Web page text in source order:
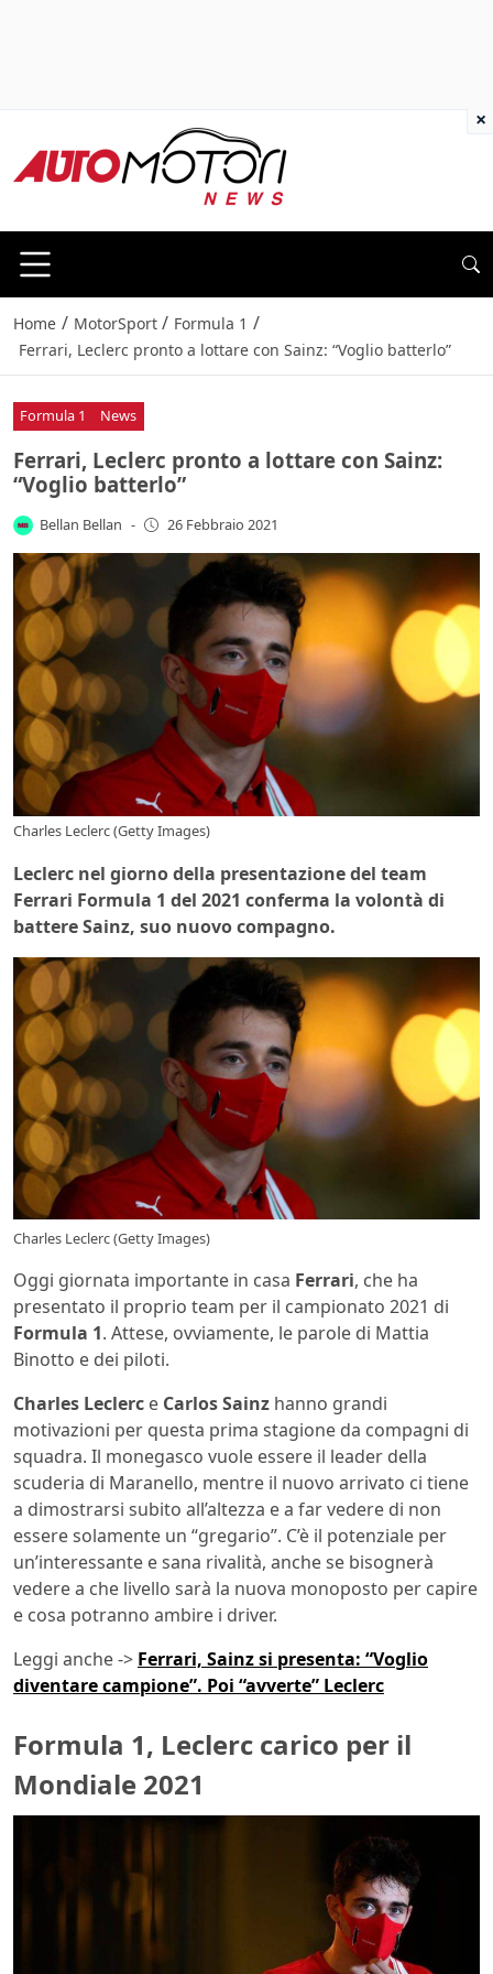
Home / MotorSport / Formula 1 /
Ferrari, Leclerc pronto a lottare con Sainz: “Voglio batterlo”
Formula 1 News
Ferrari, Leclerc pronto a lottare con Sainz:
“Voglio batterlo”
Bellan Bellan - 26 Febbraio 2021
Charles Leclerc (Getty Images)
Leclerc nel giorno della presentazione del team
Ferrari Formula 1 del 2021 conferma la volontà di
battere Sainz, suo nuovo compagno.
Charles Leclerc (Getty Images)
Oggi giornata importante in casa Ferrari, che ha
presentato il proprio team per il campionato 2021 di
Formula 1. Attese, ovviamente, le parole di Mattia
Binotto e dei piloti.
Charles Leclerc e Carlos Sainz hanno grandi
motivazioni per questa prima stagione da compagni di
squadra. Il monegasco vuole essere il leader della
scuderia di Maranello, mentre il nuovo arrivato ci tiene
a dimostrarsi subito all’altezza e a far vedere di non
essere solamente un “gregario”. C’è il potenziale per
un’interessante e sana rivalità, anche se bisognerà
vedere a che livello sarà la nuova monoposto per capire
e cosa potranno ambire i driver.
Leggi anche -> Ferrari, Sainz si presenta: “Voglio
diventare campione”. Poi “avverte” Leclerc
Formula 1, Leclerc carico per il
Mondiale 2021
×